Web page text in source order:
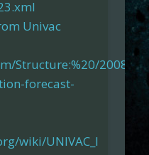
Univac
Structure:%20/2008/
forecast-
wiki/UNIVAC_I